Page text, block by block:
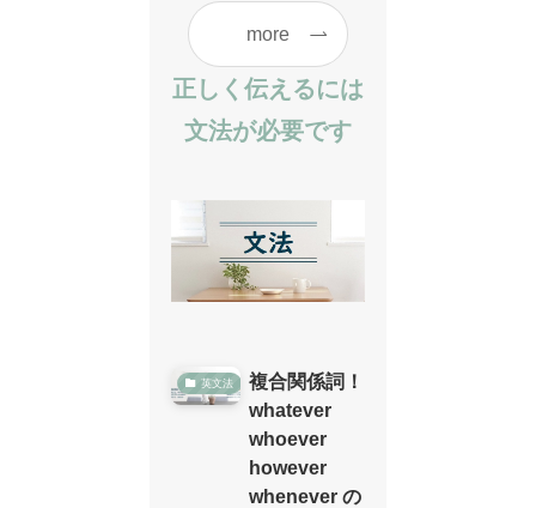
more
正しく伝えるには
文法が必要です
英文法
複合関係詞！
whatever
whoever
however
whenever の